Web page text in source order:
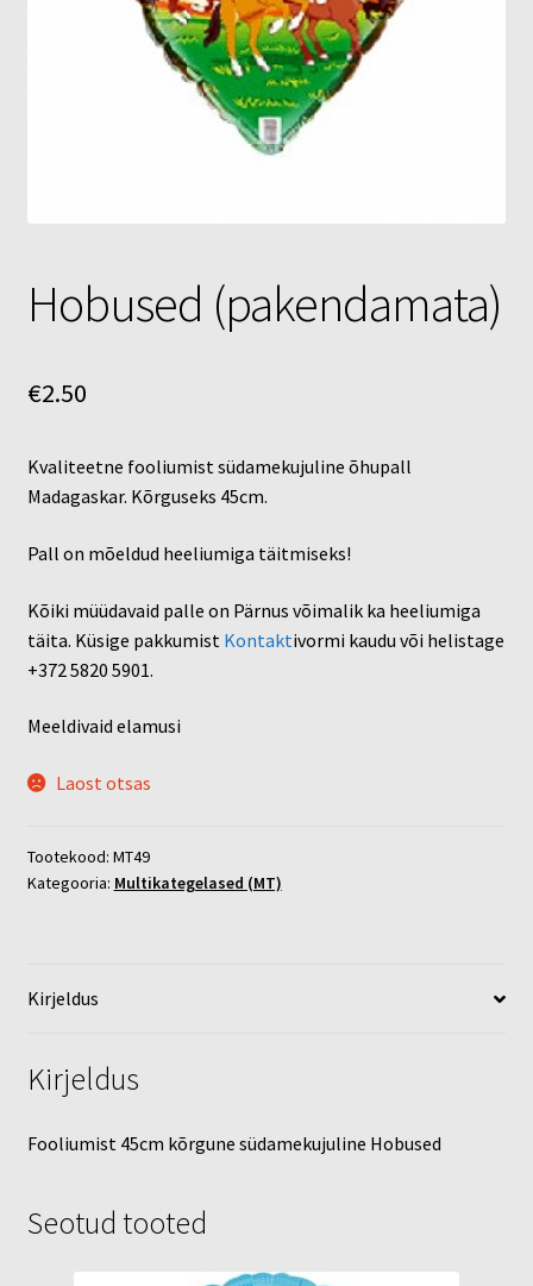
Hobused (pakendamata)
€2.50
Kvaliteetne fooliumist südamekujuline õhupall
Madagaskar. Kõrguseks 45cm.
Pall on mõeldud heeliumiga täitmiseks!
Kõiki müüdavaid palle on Pärnus võimalik ka heeliumiga
täita. Küsige pakkumist Kontaktivormi kaudu või helistage
+372 5820 5901.
Meeldivaid elamusi
Laost otsas
Tootekood: MT49
Kategooria: Multikategelased (MT)
Kirjeldus
Kirjeldus
Fooliumist 45cm kõrgune südamekujuline Hobused
Seotud tooted